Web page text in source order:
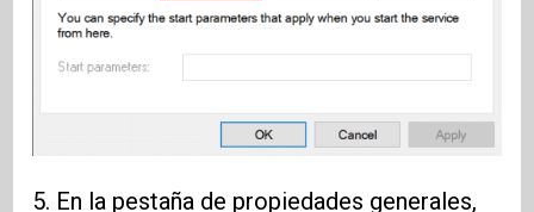
5. En la pestaña de propiedades generales,